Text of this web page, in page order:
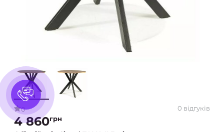
0 0 відгуків
4 860грн